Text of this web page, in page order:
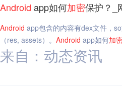
Android app如何加密保护？_
Android app包含的内容有dex文件，
（res, assets）。 Android app如何加
来自：动态资讯